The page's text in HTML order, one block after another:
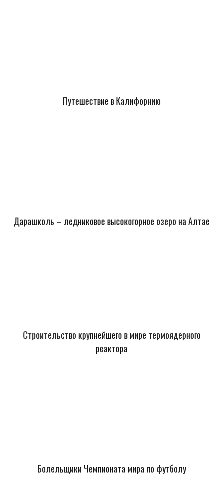
Путешествие в Калифорнию
Дарашколь – ледниковое высокогорное озеро на Алтае
Строительство крупнейшего в мире термоядерного
реактора
Болельщики Чемпионата мира по футболу